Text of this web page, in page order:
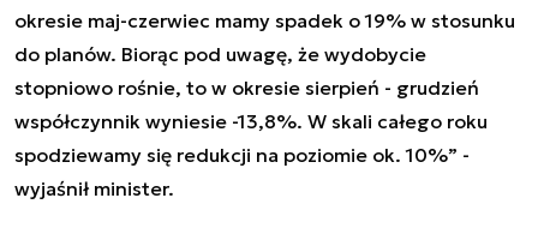
okresie maj-czerwiec mamy spadek o 19% w stosunku
do planów. Biorąc pod uwagę, że wydobycie
stopniowo rośnie, to w okresie sierpień - grudzień
współczynnik wyniesie -13,8%. W skali całego roku
spodziewamy się redukcji na poziomie ok. 10%” -
wyjaśnił minister.